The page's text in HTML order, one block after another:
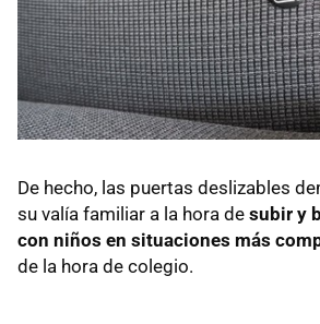
De hecho, las puertas deslizables
su valía familiar a la hora de subir y
con niños en situaciones más
de la hora de colegio.